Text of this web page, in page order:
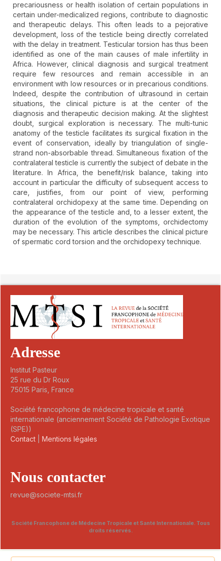
precariousness or health isolation of certain populations in
certain under-medicalized regions, contribute to diagnostic
and therapeutic delays. This often leads to a pejorative
development, loss of the testicle being directly correlated
with the delay in treatment. Testicular torsion has thus been
identified as one of the main causes of male infertility in
Africa. However, clinical diagnosis and surgical treatment
require few resources and remain accessible in an
environment with low resources or in precarious conditions.
Indeed, despite the contribution of ultrasound in certain
situations, the clinical picture is at the center of the
diagnosis and therapeutic decision making. At the slightest
doubt, surgical exploration is necessary. The multi-tunic
anatomy of the testicle facilitates its surgical fixation in the
event of conservation, ideally by triangulation of single-
strand non-absorbable thread. Simultaneous fixation of the
contralateral testicle is currently the subject of debate in the
literature. In Africa, the benefit/risk balance, taking into
account in particular the difficulty of subsequent access to
care, justifies, from our point of view, performing
contralateral orchidopexy at the same time. Depending on
the appearance of the testicle and, to a lesser extent, the
duration of the evolution of the symptoms, orchidectomy
may be necessary. This article describes the clinical picture
of spermatic cord torsion and the orchidopexy technique.
Adresse
Institut Pasteur
25 rue du Dr Roux
75015 Paris, France
Société francophone de médecine tropicale et santé
internationale (anciennement Société de Pathologie Exotique
(SPE))
Contact
Mentions légales
Nous contacter
revue@societe-mtsi.fr
Société Francophone de Médecine Tropicale et Santé Internationale. Tous
droits réservés.